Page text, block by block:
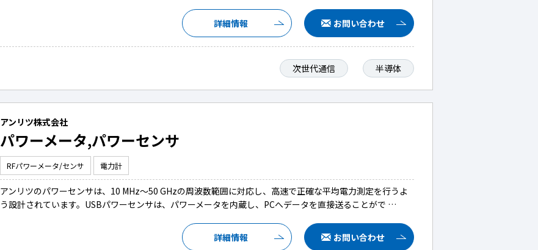
詳細情報 お問い合わせ
次世代通信 半導体
アンリツ株式会社
パワーメータ,パワーセンサ
RFパワーメータ/センサ 電力計
アンリツのパワーセンサは、10 MHz～50 GHzの周波数範囲に対応し、高速で正確な平均電力測定を行うよ
う設計されています。USBパワーセンサは、パワーメータを内蔵し、PCへデータを直接送ることがで …
詳細情報 お問い合わせ